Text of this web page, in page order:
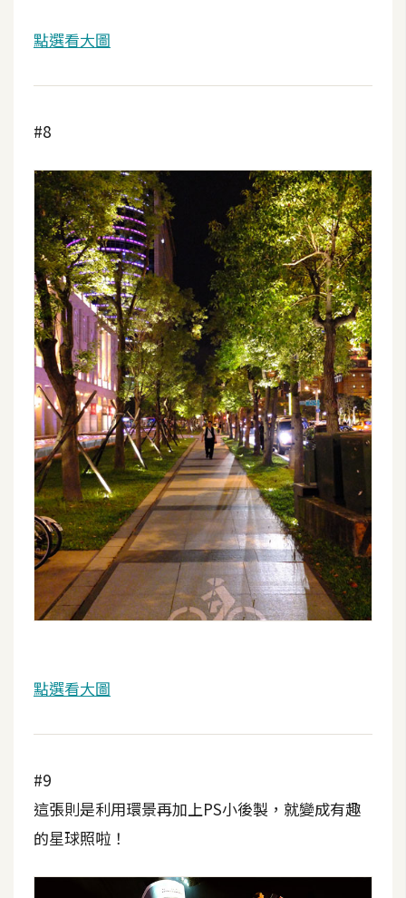
型
M
A
C
開
箱
梅
開
發
熱
門
文
章
站
覽
合
作
提
案
點選看大圖
#8
點選看大圖
#9
這張則是利用環景再加上PS小後製，就變成有趣
的星球照啦！